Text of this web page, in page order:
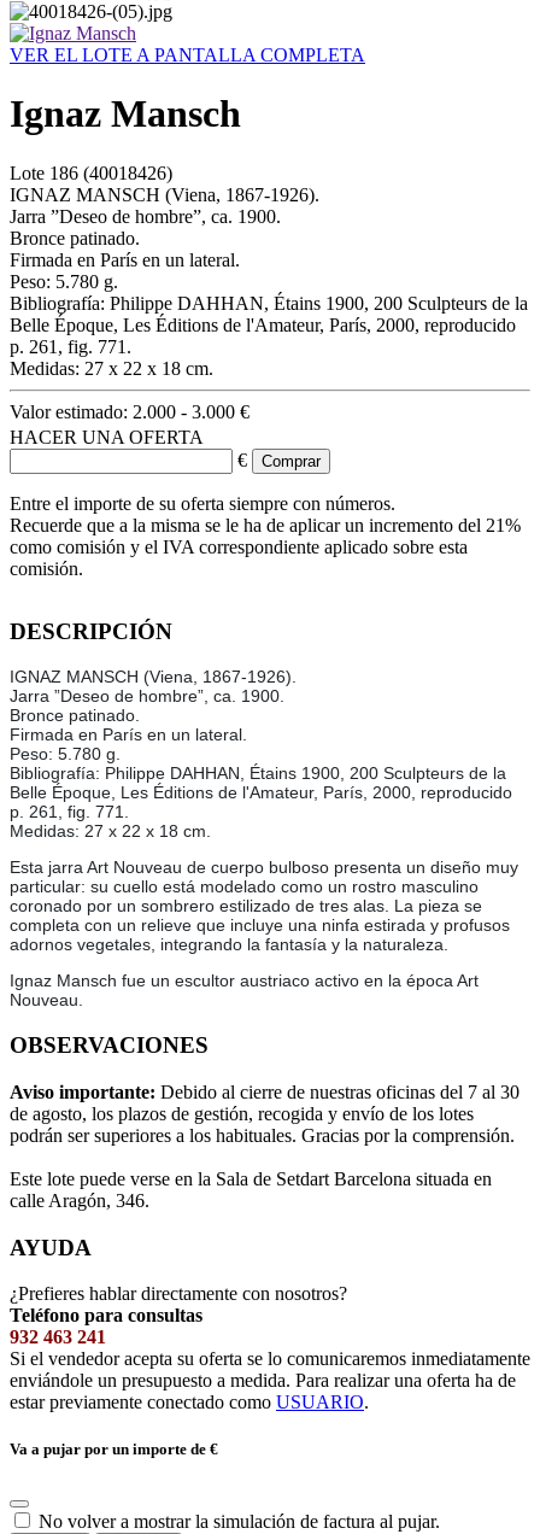
VER EL LOTE A PANTALLA COMPLETA
Ignaz Mansch
Lote 186 (40018426)
IGNAZ MANSCH (Viena, 1867-1926).
Jarra ”Deseo de hombre”, ca. 1900.
Bronce patinado.
Firmada en París en un lateral.
Peso: 5.780 g.
Bibliografía: Philippe DAHHAN, Étains 1900, 200 Sculpteurs de la
Belle Époque, Les Éditions de l'Amateur, París, 2000, reproducido
p. 261, fig. 771.
Medidas: 27 x 22 x 18 cm.
Valor estimado: 2.000 - 3.000 €
HACER UNA OFERTA
€
Entre el importe de su oferta siempre con números.
Recuerde que a la misma se le ha de aplicar un incremento del 21%
como comisión y el IVA correspondiente aplicado sobre esta
comisión.
DESCRIPCIÓN
IGNAZ MANSCH (Viena, 1867-1926).
Jarra ”Deseo de hombre”, ca. 1900.
Bronce patinado.
Firmada en París en un lateral.
Peso: 5.780 g.
Bibliografía: Philippe DAHHAN, Étains 1900, 200 Sculpteurs de la
Belle Époque, Les Éditions de l'Amateur, París, 2000, reproducido
p. 261, fig. 771.
Medidas: 27 x 22 x 18 cm.
Esta jarra Art Nouveau de cuerpo bulboso presenta un diseño muy
particular: su cuello está modelado como un rostro masculino
coronado por un sombrero estilizado de tres alas. La pieza se
completa con un relieve que incluye una ninfa estirada y profusos
adornos vegetales, integrando la fantasía y la naturaleza.
Ignaz Mansch fue un escultor austriaco activo en la época Art
Nouveau.
OBSERVACIONES
Aviso importante: Debido al cierre de nuestras oficinas del 7 al 30
de agosto, los plazos de gestión, recogida y envío de los lotes
podrán ser superiores a los habituales. Gracias por la comprensión.
Este lote puede verse en la Sala de Setdart Barcelona situada en
calle Aragón, 346.
AYUDA
¿Prefieres hablar directamente con nosotros?
Teléfono para consultas
932 463 241
Si el vendedor acepta su oferta se lo comunicaremos inmediatamente
enviándole un presupuesto a medida. Para realizar una oferta ha de
estar previamente conectado como USUARIO.
Va a pujar por un importe de €
No volver a mostrar la simulación de factura al pujar.